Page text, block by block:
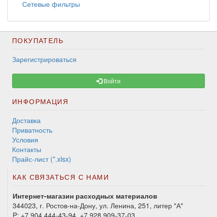
Сетевые фильтры
ПОКУПАТЕЛЬ
Зарегистрироваться
Войти
ИНФОРМАЦИЯ
Доставка
Приватность
Условия
Контакты
Прайс-лист (*.xlsx)
КАК СВЯЗАТЬСЯ С НАМИ
Интернет-магазин расходных материалов
344023, г. Ростов-на-Дону, ул. Ленина, 251, литер "А"
P: +7 904 444-43-94, +7 928 909-37-03